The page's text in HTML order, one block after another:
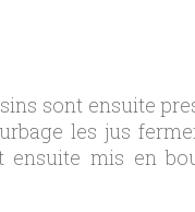
sont ensuite
les jus
ensuite mis en